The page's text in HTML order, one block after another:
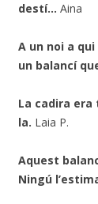
destí… Aina
A un noi a
un balancí
La cadira era
la. Laia P.
Aquest
Ningú